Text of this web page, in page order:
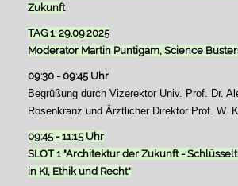
Zukunft
TAG 1: 29.09.2025
Moderator Martin Puntigam, Science
09:30 - 09:45 Uhr
Begrüßung durch Vizerektor Univ. Prof. Dr.
Rosenkranz und Ärztlicher Direktor Prof. W.
09:45 - 11:15 Uhr
SLOT 1 "Architektur der Zukunft -
in KI, Ethik und Recht"